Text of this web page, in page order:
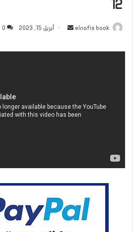
12
elnafis book
أرسل
إلكترونيا
أبريل 15, 2023 0